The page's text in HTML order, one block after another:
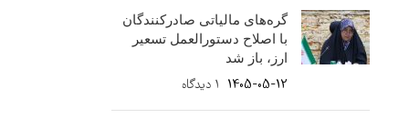
گره‌های مالیاتی صادرکنندگان
با اصلاح دستورالعمل تسعیر
ارز، باز شد
1405-05-12 ۱ دیدگاه